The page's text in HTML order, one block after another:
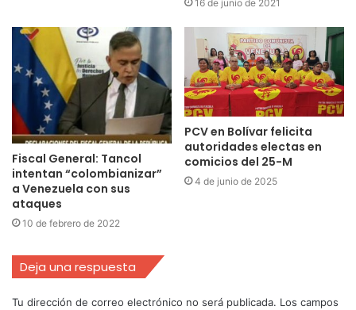
16 de junio de 2021
Fiscal General: Tancol
intentan “colombianizar”
a Venezuela con sus
ataques
10 de febrero de 2022
PCV en Bolívar felicita
autoridades electas en
comicios del 25-M
4 de junio de 2025
Deja una respuesta
Tu dirección de correo electrónico no será publicada. Los campos